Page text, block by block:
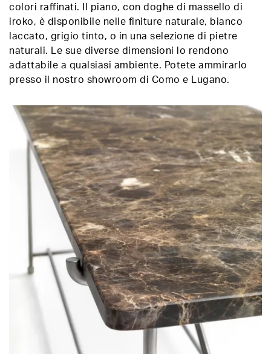
colori raffinati. Il piano, con doghe di massello di
iroko, è disponibile nelle finiture naturale, bianco
laccato, grigio tinto, o in una selezione di pietre
naturali. Le sue diverse dimensioni lo rendono
adattabile a qualsiasi ambiente. Potete ammirarlo
presso il nostro showroom di Como e Lugano.